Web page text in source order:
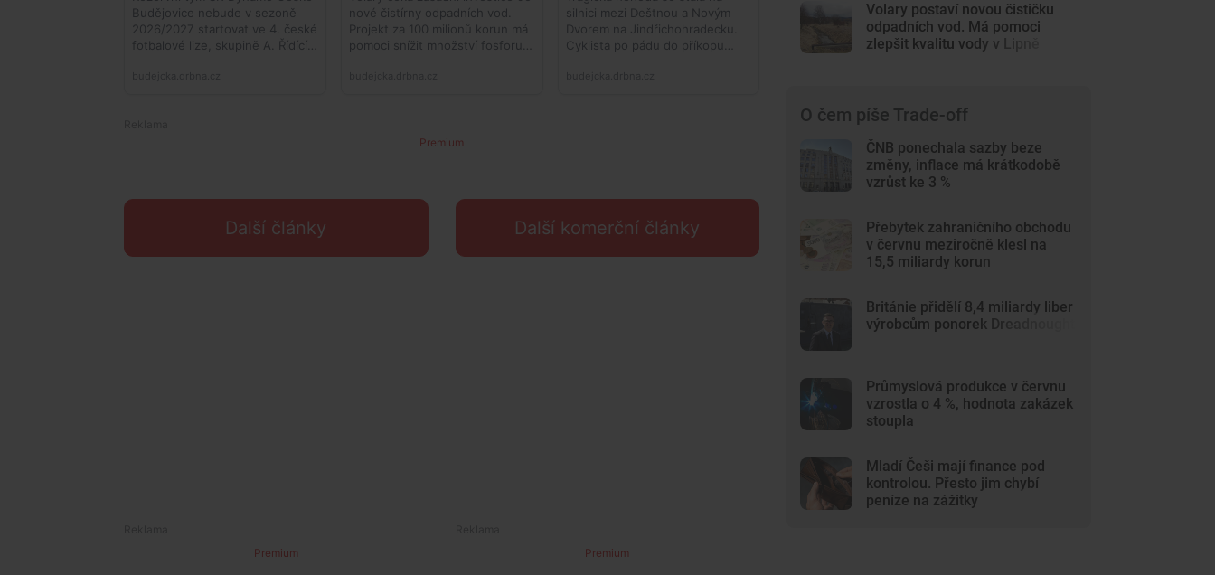
Premium
Další články Další komerční články
Volary postaví novou čističku
odpadních vod. Má pomoci
zlepšit kvalitu vody v Lipně
O čem píše Trade-off
ČNB ponechala sazby beze
změny, inflace má krátkodobě
vzrůst ke 3 %
Přebytek zahraničního obchodu
v červnu meziročně klesl na
15,5 miliardy korun
Británie přidělí 8,4 miliardy liber
výrobcům ponorek Dreadnought
Průmyslová produkce v červnu
vzrostla o 4 %, hodnota zakázek
stoupla
Mladí Češi mají finance pod
kontrolou. Přesto jim chybí
peníze na zážitky
Premium Premium